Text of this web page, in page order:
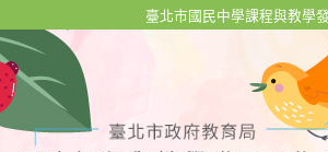
移至網頁之主要內容區位置臺北市國民中學課程與教學